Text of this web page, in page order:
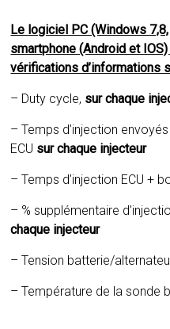
Le logiciel PC (Windows
smartphone (Android et
vérifications d’informations
– Duty cycle, sur chaque
– Temps d’injection
ECU sur chaque injecteur
– Temps d’injection ECU +
– % supplémentaire
chaque injecteur
– Tension batterie/
– Température de la sonde